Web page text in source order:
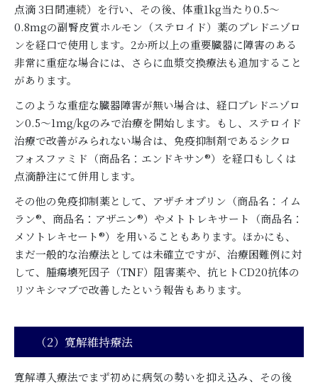
点滴 3日間連続）を行い、その後、体重1kg当たり0.5～
0.8mgの副腎皮質ホルモン（ステロイド）薬のプレドニゾロ
ンを経口で使用します。2か所以上の重要臓器に障害のある
非常に重症な場合には、さらに血漿交換療法も追加すること
があります。
このような重症な臓器障害が無い場合は、経口プレドニゾロ
ン0.5～1mg/kgのみで治療を開始します。もし、ステロイド
治療で改善がみられない場合は、免疫抑制剤であるシクロ
フォスファミド（商品名：エンドキサン®）を経口もしくは
点滴静注にて併用します。
その他の免疫抑制薬として、アザチオプリン（商品名：イム
ラン®、商品名：アザニン®）やメトトレキサート（商品名：
メソトレキセート®）を用いることもあります。ほかにも、
まだ一般的な治療法としては未確立ですが、治療困難例に対
して、腫瘍壊死因子（TNF）阻害薬や、抗ヒトCD20抗体の
リツキシマブで改善したという報告もあります。
（2）寛解維持療法
寛解導入療法でまず初めに病気の勢いを抑え込み、その後